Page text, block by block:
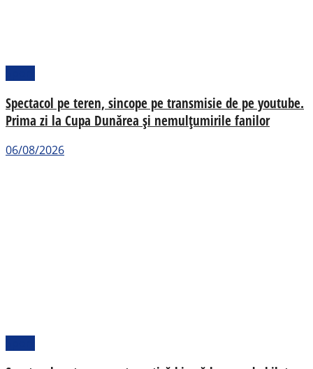
Spectacol pe teren, sincope pe transmisie de pe youtube.
Prima zi la Cupa Dunărea și nemulțumirile fanilor
06/08/2026